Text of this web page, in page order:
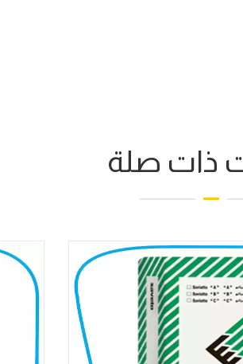
ذات صلة